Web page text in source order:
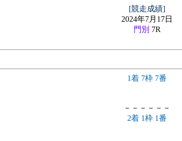
[競走成績]
2024年7月17日
門別 7R
1着 7枠 7番
－－－－－－
2着 1枠 1番